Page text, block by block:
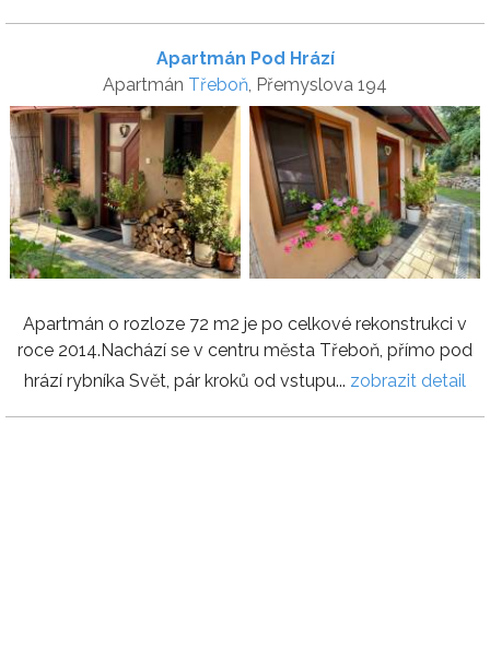
Apartmán Pod Hrází
Apartmán Třeboň, Přemyslova 194
Apartmán o rozloze 72 m2 je po celkové rekonstrukci v
roce 2014.Nachází se v centru města Třeboň, přímo pod
hrází rybníka Svět, pár kroků od vstupu... zobrazit detail